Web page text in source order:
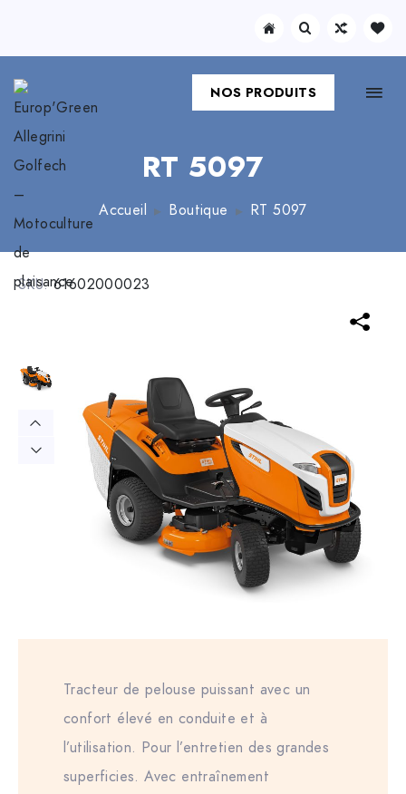
NOS PRODUITS
RT 5097
Accueil Boutique RT 5097
SKU:61602000023
Tracteur de pelouse puissant avec un
confort élevé en conduite et à
l’utilisation. Pour l’entretien des grandes
superficies. Avec entraînement